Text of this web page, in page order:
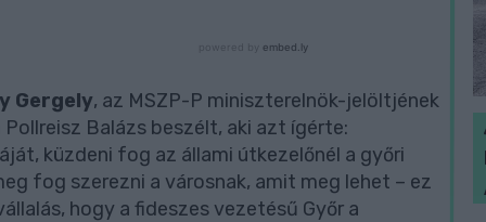
Gergely, az MSZP-P miniszterelnök-jelöltjének
Balázs beszélt, aki azt ígérte:
küzdeni fog az állami útkezelőnél a győri
fog szerezni a városnak, amit meg lehet – ez
hogy a fideszes vezetésű Győr a